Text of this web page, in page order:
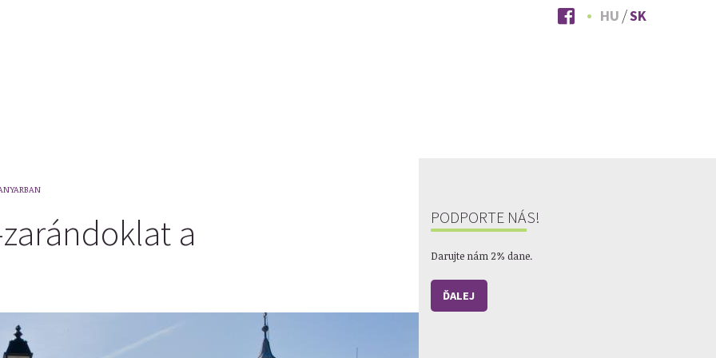
HU SK
a
PODPORTE NÁS!
Darujte nám 2% dane.
ĎALEJ